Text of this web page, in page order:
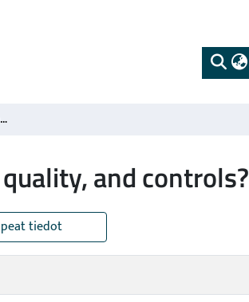
Roots and carbon allocation - quantity, quality, and controls?
and controls?
tiedot